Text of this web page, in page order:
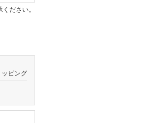
ださい。
ッピング